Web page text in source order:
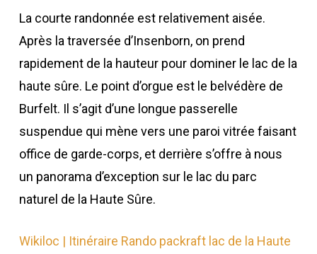
La courte randonnée est relativement aisée.
Après la traversée d’Insenborn, on prend
rapidement de la hauteur pour dominer le lac de la
haute sûre. Le point d’orgue est le belvédère de
Burfelt. Il s’agit d’une longue passerelle
suspendue qui mène vers une paroi vitrée faisant
office de garde-corps, et derrière s’offre à nous
un panorama d’exception sur le lac du parc
naturel de la Haute Sûre.
Wikiloc | Itinéraire Rando packraft lac de la Haute